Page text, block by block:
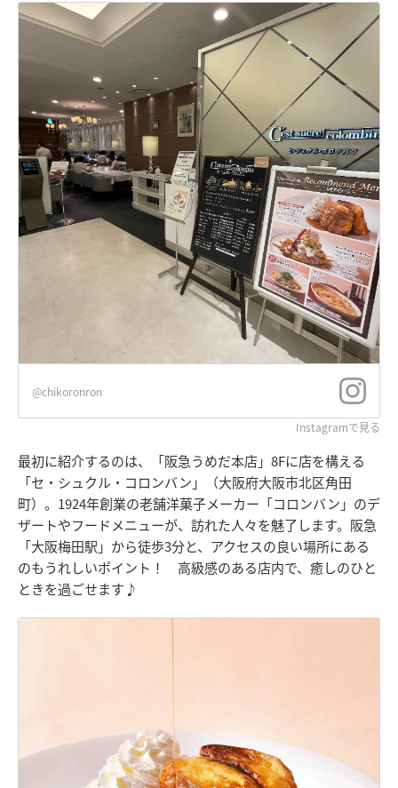
@chikoronron
Instagramで見る
最初に紹介するのは、「阪急うめだ本店」8Fに店を構える
「セ・シュクル・コロンバン」（大阪府大阪市北区角田
町）。1924年創業の老舗洋菓子メーカー「コロンバン」のデ
ザートやフードメニューが、訪れた人々を魅了します。阪急
「大阪梅田駅」から徒歩3分と、アクセスの良い場所にある
のもうれしいポイント！ 高級感のある店内で、癒しのひと
ときを過ごせます♪